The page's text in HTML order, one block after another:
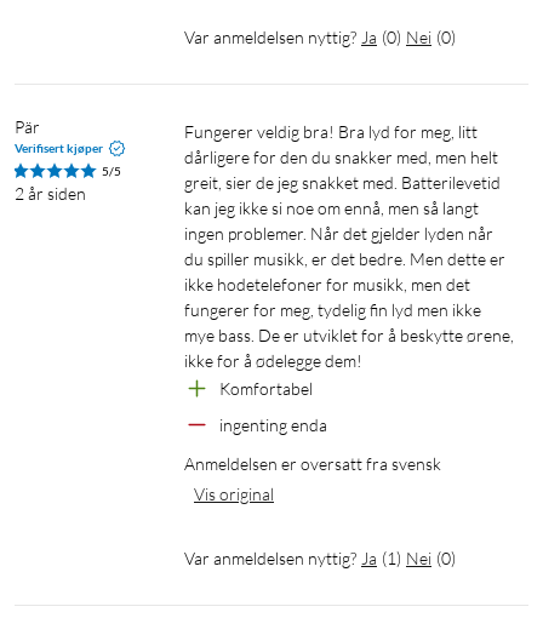
Var anmeldelsen nyttig? Ja (0) Nei (0)
Pär
Verifisert kjøper
5/5
2 år siden
Fungerer veldig bra! Bra lyd for meg, litt
dårligere for den du snakker med, men helt
greit, sier de jeg snakket med. Batterilevetid
kan jeg ikke si noe om ennå, men så langt
ingen problemer. Når det gjelder lyden når
du spiller musikk, er det bedre. Men dette er
ikke hodetelefoner for musikk, men det
fungerer for meg, tydelig fin lyd men ikke
mye bass. De er utviklet for å beskytte ørene,
ikke for å ødelegge dem!
Komfortabel
ingenting enda
Anmeldelsen er oversatt fra svensk
Vis original
Var anmeldelsen nyttig? Ja (1) Nei (0)